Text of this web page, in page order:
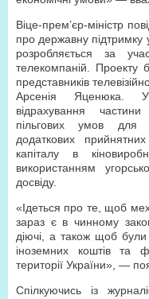
Віце-прем’єр-міністр
про державну підтримку
розробляється за
телекомпаній. Проекту
представників
Арсенія Яценюка. У
відрахування
пільгових умов для
додаткових
капіталу в
використанням
досвіду.
«Ідеться про те, щоб
зараз є в чинному
діючі, а також щоб були
іноземних коштів та
території України», —
Спілкуючись із